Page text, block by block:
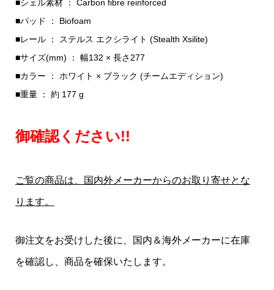
■シェル素材 ： Carbon fibre reinforced
■パッド ： Biofoam
■レール ： ステルス エクシライト (Stealth Xsilite)
■サイズ(mm) ： 幅132 × 長さ277
■カラー ： ホワイト × ブラック (チームエディション)
■重量 ： 約 177 g
御確認ください!!
ご覧の商品は、国内外メーカーからのお取り寄せとな
ります。
御注文をお受けした後に、国内＆海外メーカーに在庫
を確認し、商品を確保いたします。